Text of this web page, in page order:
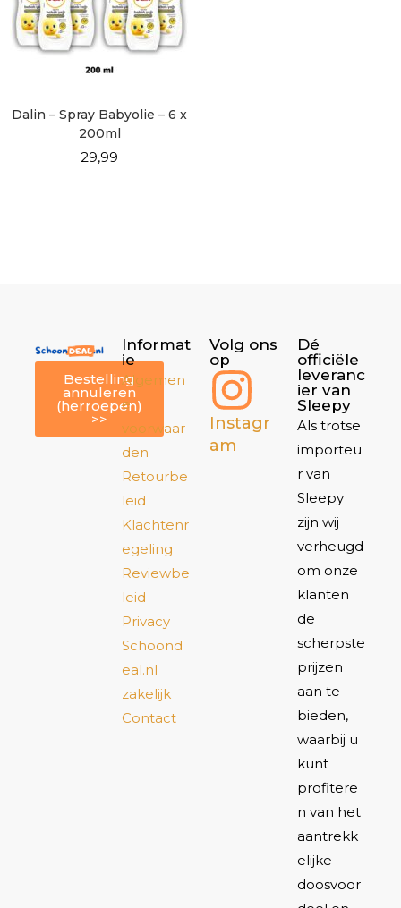
Dalin – Spray Babyolie – 6 x
200ml
29,99
Bestelling
annuleren
(herroepen)
>>
Informat
ie
Algemen
e
voorwaar
den
Retourbe
leid
Klachtenr
egeling
Reviewbe
leid
Privacy
Schoond
eal.nl
zakelijk
Contact
Volg ons
op
Instagr
am
Dé
officiële
leveranc
ier van
Sleepy
Als trotse
importeu
r van
Sleepy
zijn wij
verheugd
om onze
klanten
de
scherpste
prijzen
aan te
bieden,
waarbij u
kunt
profitere
n van het
aantrekk
elijke
doosvoor